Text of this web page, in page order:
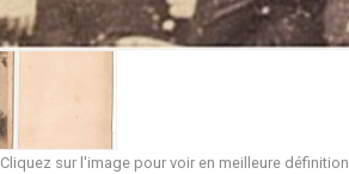
Cliquez sur l'image pour voir en meilleure définition